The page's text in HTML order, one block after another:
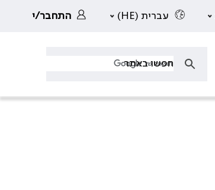
עברית (HE) התחבר/י